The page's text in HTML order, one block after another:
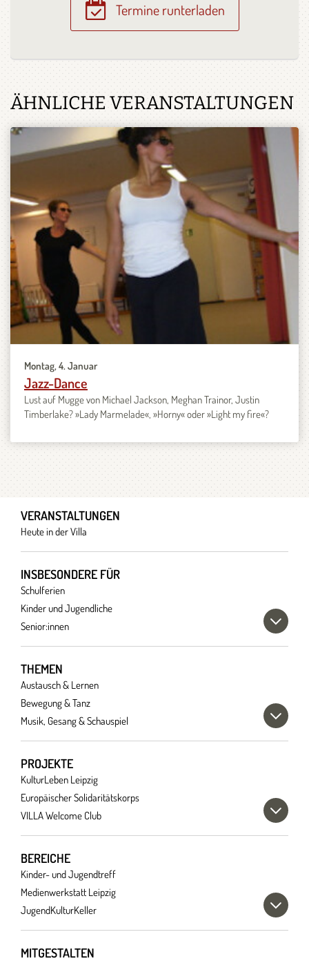
Termine runterladen
ÄHNLICHE VERANSTALTUNGEN
Montag, 4. Januar
Jazz-Dance
Lust auf Mugge von Michael Jackson, Meghan Trainor, Justin
Timberlake? »Lady Marmelade«, »Horny« oder »Light my fire«?
VERANSTALTUNGEN
Heute in der Villa
INSBESONDERE FÜR
Schulferien
Kinder und Jugendliche
Senior:innen
THEMEN
Austausch & Lernen
Bewegung & Tanz
Musik, Gesang & Schauspiel
PROJEKTE
KulturLeben Leipzig
Europäischer Solidaritätskorps
VILLA Welcome Club
BEREICHE
Kinder- und Jugendtreff
Medienwerkstatt Leipzig
JugendKulturKeller
MITGESTALTEN